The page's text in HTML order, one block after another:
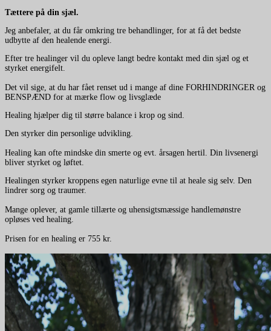
Tættere på din sjæl.
Jeg anbefaler, at du får omkring tre behandlinger, for at få det bedste
udbytte af den healende energi.
Efter tre healinger vil du opleve langt bedre kontakt med din sjæl og et
styrket energifelt.
Det vil sige, at du har fået renset ud i mange af dine FORHINDRINGER og
BENSPÆND for at mærke flow og livsglæde
Healing hjælper dig til større balance i krop og sind.
Den styrker din personlige udvikling.
Healing kan ofte mindske din smerte og evt. årsagen hertil. Din livsenergi
bliver styrket og løftet.
Healingen styrker kroppens egen naturlige evne til at heale sig selv. Den
lindrer sorg og traumer.
Mange oplever, at gamle tillærte og uhensigtsmæssige handlemønstre
opløses ved healing.
Prisen for en healing er 755 kr.